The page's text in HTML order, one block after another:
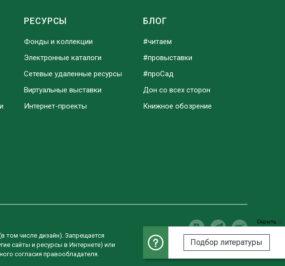
Скрыть
Подбор литературы
РЕСУРСЫ
Фонды и коллекции
Электронные каталоги
Сетевые удаленные ресурсы
Виртуальные выставки
Интернет-проекты
БЛОГ
#читаем
#провыставки
#проСад
Дон со всех сторон
Книжное обозрение
том числе дизайн). Запрещается
сайты и ресурсы в Интернете) или
согласия правообладателя.
Разработка сайта